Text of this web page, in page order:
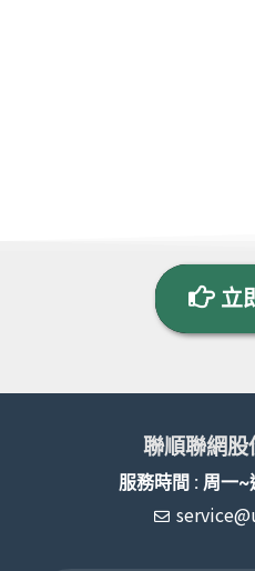
立
聯順聯網股
服務時間 : 周一